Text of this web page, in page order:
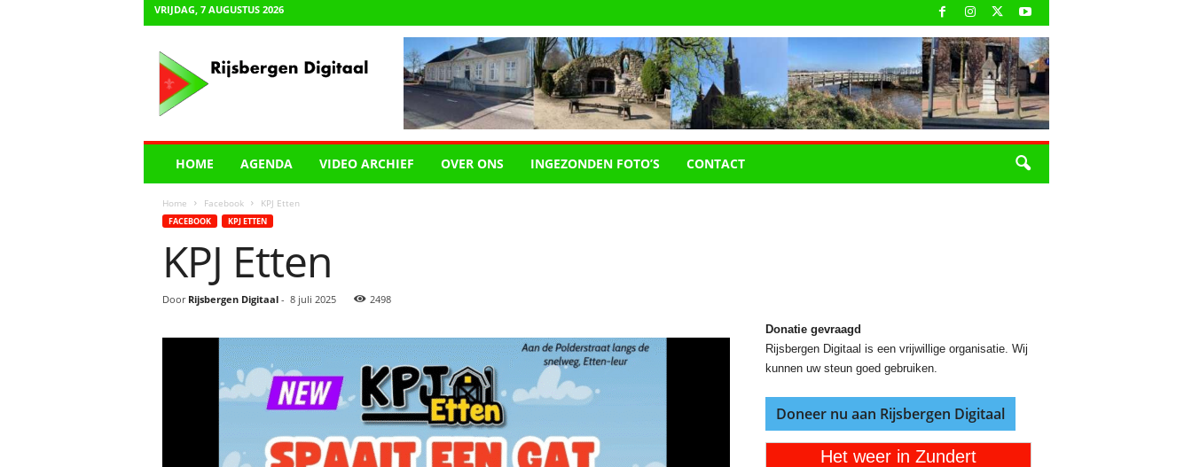
VRIJDAG, 7 AUGUSTUS 2026
HOME AGENDA VIDEO ARCHIEF OVER ONS INGEZONDEN FOTO’S CONTACT
Home Facebook KPJ Etten
FACEBOOK KPJ ETTEN
KPJ Etten
Door Rijsbergen Digitaal- 8 juli 2025 2498
Donatie gevraagd
Rijsbergen Digitaal is een vrijwillige organisatie. Wij
kunnen uw steun goed gebruiken.
Doneer nu aan Rijsbergen Digitaal
Het weer in Zundert